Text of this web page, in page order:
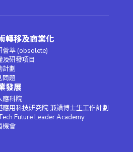
轉移及商業化
薈萃 (obsolete)
及研發項目
計劃
問題
發展
應科院
應用科技研究院 兼讀博士生工作計劃
Future Leader Academy
機會